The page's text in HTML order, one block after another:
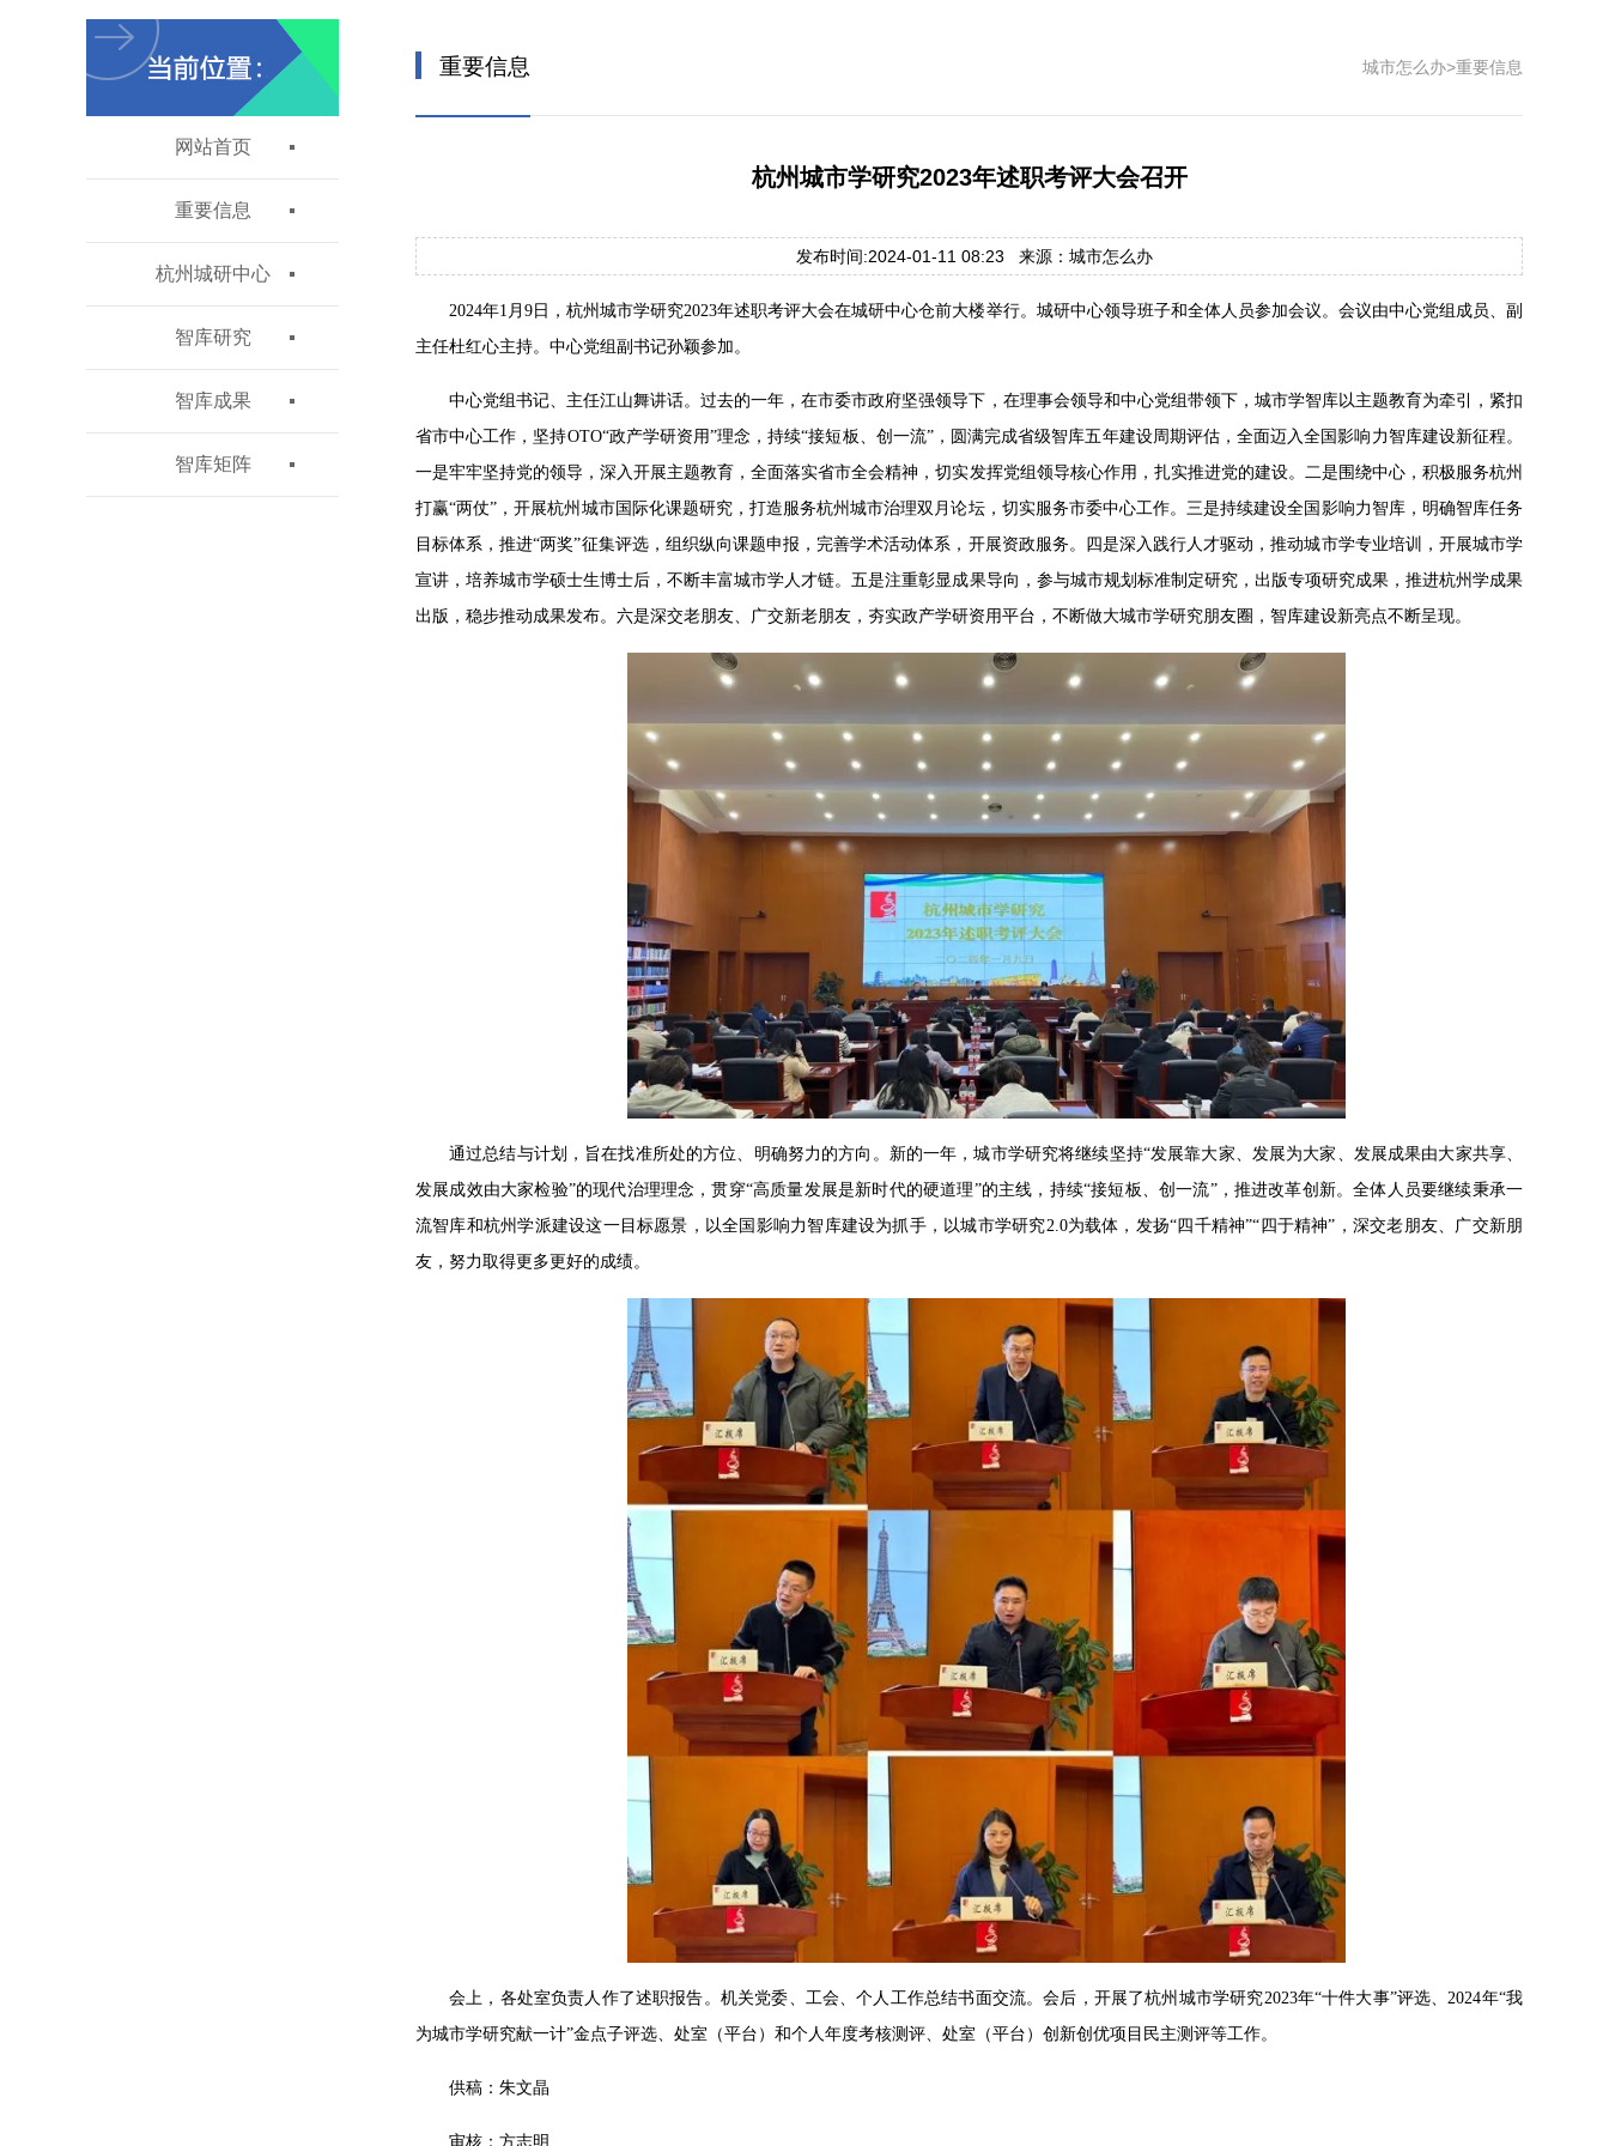
网站首页
重要信息
杭州城研中心
智库研究
智库成果
智库矩阵
重要信息 城市怎么办>重要信息
杭州城市学研究2023年述职考评大会召开
发布时间:2024-01-11 08:23 来源：城市怎么办
2024年1月9日，杭州城市学研究2023年述职考评大会在城研中心仓前大楼举行。城研中心领导班子和全体人员参加会议。会议由中心党组成员、副
主任杜红心主持。中心党组副书记孙颖参加。
中心党组书记、主任江山舞讲话。过去的一年，在市委市政府坚强领导下，在理事会领导和中心党组带领下，城市学智库以主题教育为牵引，紧扣
省市中心工作，坚持OTO“政产学研资用”理念，持续“接短板、创一流”，圆满完成省级智库五年建设周期评估，全面迈入全国影响力智库建设新征程。
一是牢牢坚持党的领导，深入开展主题教育 ，全面落实省市全会精神，切实发挥党组领导核心作用，扎实推进党的建设。二是围绕中心，积极服务杭州
打赢“两仗”，开展杭州城市国际化课题研究，打造服务杭州城市治理双月论坛，切实服务市委中心工作。三是持续建设全国影响力智库，明确智库任务
目标体系，推进“两奖”征集评选，组织纵向课题申报，完善学术活动体系，开展资政服务。四是深入践行人才驱动，推动城市学专业培训，开展城市学
宣讲，培养城市学硕士生博士后，不断丰富城市学人才链。五是注重彰显成果导向，参与城市规划标准制定研究，出版专项研究成果，推进杭州学成果
出版，稳步推动成果发布。六是深交老朋友、广交新老朋友，夯实政产学研资用平台，不断做大城市学研究朋友圈，智库建设新亮点不断呈现。
通过总结与计划，旨在找准所处的方位、明确努力的方向。新的一年，城市学研究将继续坚持“发展靠大家、发展为大家、发展成果由大家共享、
发展成效由大家检验”的现代治理理念，贯穿“高质量发展是新时代的硬道理”的主线，持续“接短板、创一流”，推进改革创新。全体人员要继续秉承一
流智库和杭州学派建设这一目标愿景，以全国影响力智库建设为抓手，以城市学研究2.0为载体，发扬“四千精神”“四于精神”，深交老朋友、广交新朋
友，努力取得更多更好的成绩。
会上，各处室负责人作了述职报告。机关党委、工会、个人工作总结书面交流。会后，开展了杭州城市学研究2023年“十件大事”评选、2024年“我
为城市学研究献一计”金点子评选、处室（平台）和个人年度考核测评、处室（平台）创新创优项目民主测评等工作。
供稿：朱文晶
审核：方志明